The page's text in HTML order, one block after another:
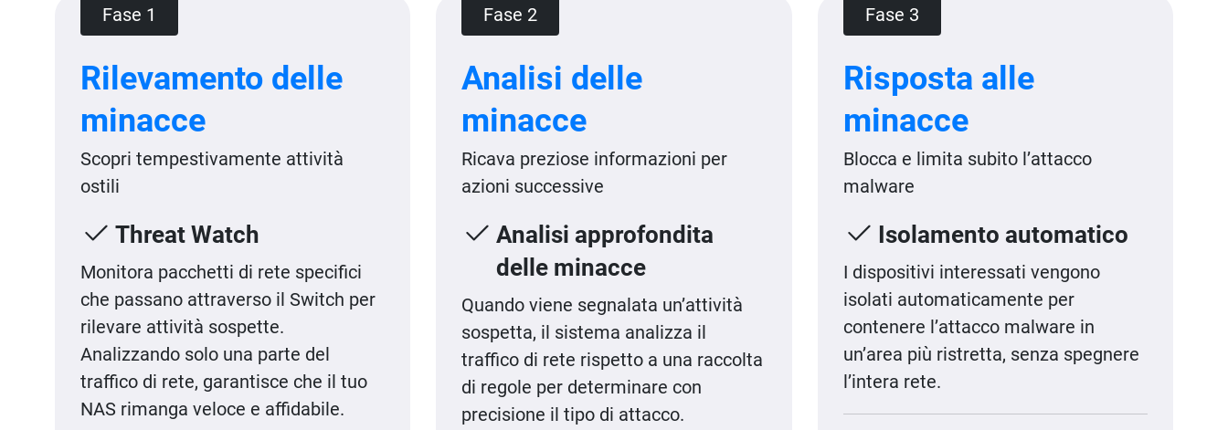
Fase 1
Rilevamento delle
minacce
Scopri tempestivamente attività
ostili
Threat Watch
Monitora pacchetti di rete specifici
che passano attraverso il Switch per
rilevare attività sospette.
Analizzando solo una parte del
traffico di rete, garantisce che il tuo
NAS rimanga veloce e affidabile.
Fase 2
Analisi delle
minacce
Ricava preziose informazioni per
azioni successive
Analisi approfondita
delle minacce
Quando viene segnalata un’attività
sospetta, il sistema analizza il
traffico di rete rispetto a una raccolta
di regole per determinare con
precisione il tipo di attacco.
Fase 3
Risposta alle
minacce
Blocca e limita subito l’attacco
malware
Isolamento automatico
I dispositivi interessati vengono
isolati automaticamente per
contenere l’attacco malware in
un’area più ristretta, senza spegnere
l’intera rete.